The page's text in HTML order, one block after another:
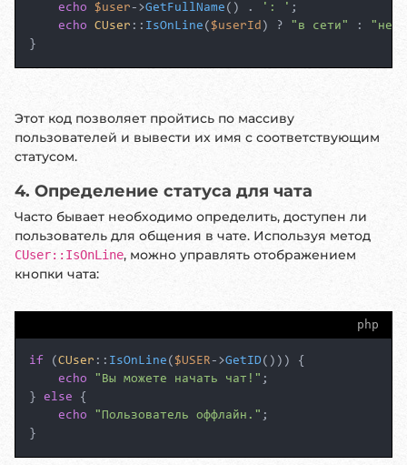
echo $user->GetFullName () . ': ' ;
echo
CUser :: IsOnLine ( $userId ) ? "в сети" :
"не
}
Этот код позволяет пройтись по массиву
пользователей и вывести их имя с соответствующим
статусом.
4. Определение статуса для чата
Часто бывает необходимо определить, доступен ли
пользователь для общения в чате. Используя метод
CUser::IsOnLine, можно управлять отображением
кнопки чата:
php
if ( CUser :: IsOnLine ( $USER->GetID())) {
echo
"Вы можете начать чат!" ;
} else {
echo
"Пользователь оффлайн." ;
}